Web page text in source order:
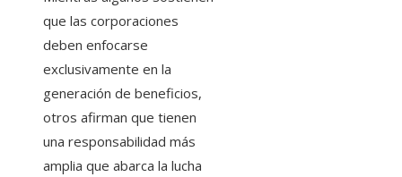
que las corporaciones
deben enfocarse
exclusivamente en la
generación de beneficios,
otros afirman que tienen
una responsabilidad más
amplia que abarca la lucha